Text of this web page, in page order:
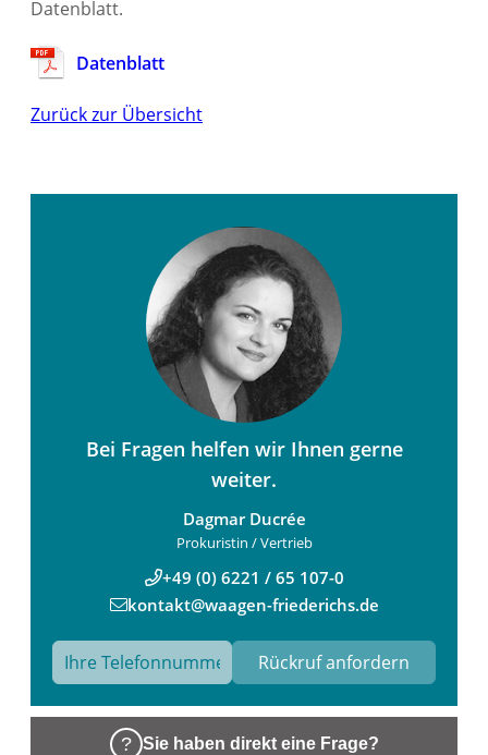
Datenblatt.
Datenblatt
Zurück zur Übersicht
Bei Fragen helfen wir Ihnen gerne
weiter.
Dagmar Ducrée
Prokuristin / Vertrieb
+49 (0) 6221 / 65 107-0
kontakt@waagen-friederichs.de
Sie haben direkt eine Frage?